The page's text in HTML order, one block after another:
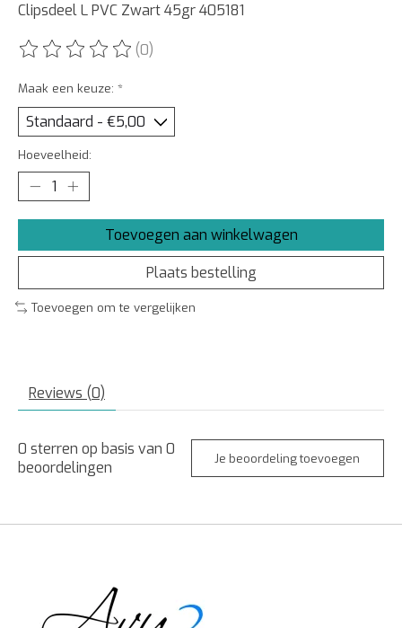
Clipsdeel L PVC Zwart 45gr 405181
De beoordeling van dit product is
(0)
Maak een keuze: *
Hoeveelheid:
Toevoegen aan winkelwagen
Plaats bestelling
Toevoegen om te vergelijken
Reviews (0)
0 sterren op basis van 0
beoordelingen
Je beoordeling toevoegen